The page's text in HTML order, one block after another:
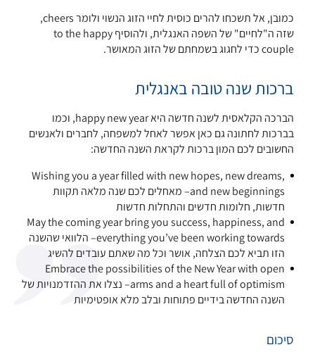
כמובן, אל תשכחו להרים כוסית לחיי הזוג הנשוי ולומר cheers,
שזה ה"לחיים" של השפה האנגלית, ולהוסיף to the happy
couple כדי לחגוג בשמחתם של הזוג המאושר.
ברכות שנה טובה באנגלית
הברכה הקלאסית לשנה חדשה היא happy new year, וכמו
בברכות לחתונה גם כאן אפשר לאחל למשפחה, לחברים ולאנשים
החשובים לכם המון ברכות לקראת השנה החדשה:
Wishing you a year filled with new hopes, new dreams,
and new beginnings– מאחלים לכם שנה מלאה תקוות
חדשות, חלומות חדשים והתחלות חדשות
May the coming year bring you success, happiness, and
everything you’ve been working towards– הלוואי שהשנה
הזו תביא לכם הצלחה, אושר וכל מה שאתם עובדים להשיג
Embrace the possibilities of the New Year with open
arms and a heart full of optimism– נצלו את ההזדמנויות של
השנה החדשה בידיים פתוחות ובלב מלא אופטימיות
סיכום